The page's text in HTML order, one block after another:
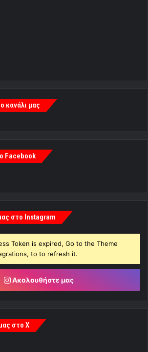
κανάλι μας
Facebook
στο Instagram
Token is expired, Go to the Theme
to to refresh it.
Ακολουθήστε μας
στο X